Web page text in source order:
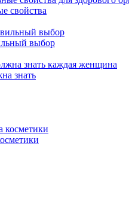
свойства
выбор
знать